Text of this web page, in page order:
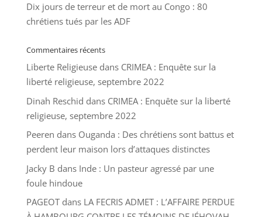
Dix jours de terreur et de mort au Congo : 80
chrétiens tués par les ADF
Commentaires récents
Liberte Religieusedans CRIMEA : Enquête sur la
liberté religieuse, septembre 2022
Dinah Reschid dans CRIMEA : Enquête sur la liberté
religieuse, septembre 2022
Peeren dans Ouganda : Des chrétiens sont battus et
perdent leur maison lors d’attaques distinctes
Jacky B dans Inde : Un pasteur agressé par une
foule hindoue
PAGEOTdans LA FECRIS ADMET : L’AFFAIRE PERDUE